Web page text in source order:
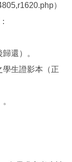
）
還）。
學生證影本（正